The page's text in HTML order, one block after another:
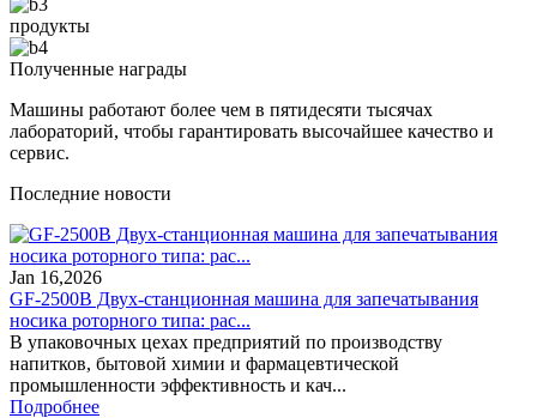
продукты
Полученные награды
Машины работают более чем в пятидесяти тысячах
лабораторий, чтобы гарантировать высочайшее качество и
сервис.
Последние новости
Jan 16,2026
GF-2500B Двух-станционная машина для запечатывания
носика роторного типа: рас...
В упаковочных цехах предприятий по производству
напитков, бытовой химии и фармацевтической
промышленности эффективность и кач...
Подробнее